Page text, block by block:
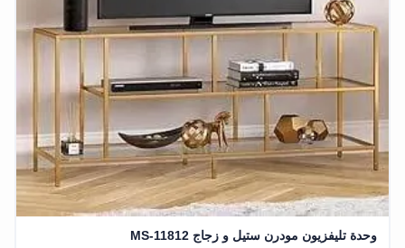
وحدة تليفزيون مودرن ستيل و زجاج MS-11812